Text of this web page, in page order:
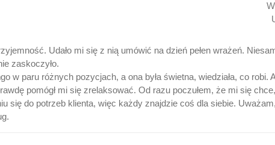
Udało mi się z nią umówić na dzień pełen wrażeń.
zaskoczyło.
w paru różnych pozycjach, a ona była świetna, wiedziała, co
pomógł mi się zrelaksować. Od razu poczułem, że mi się
się do potrzeb klienta, więc każdy znajdzie coś dla siebie.